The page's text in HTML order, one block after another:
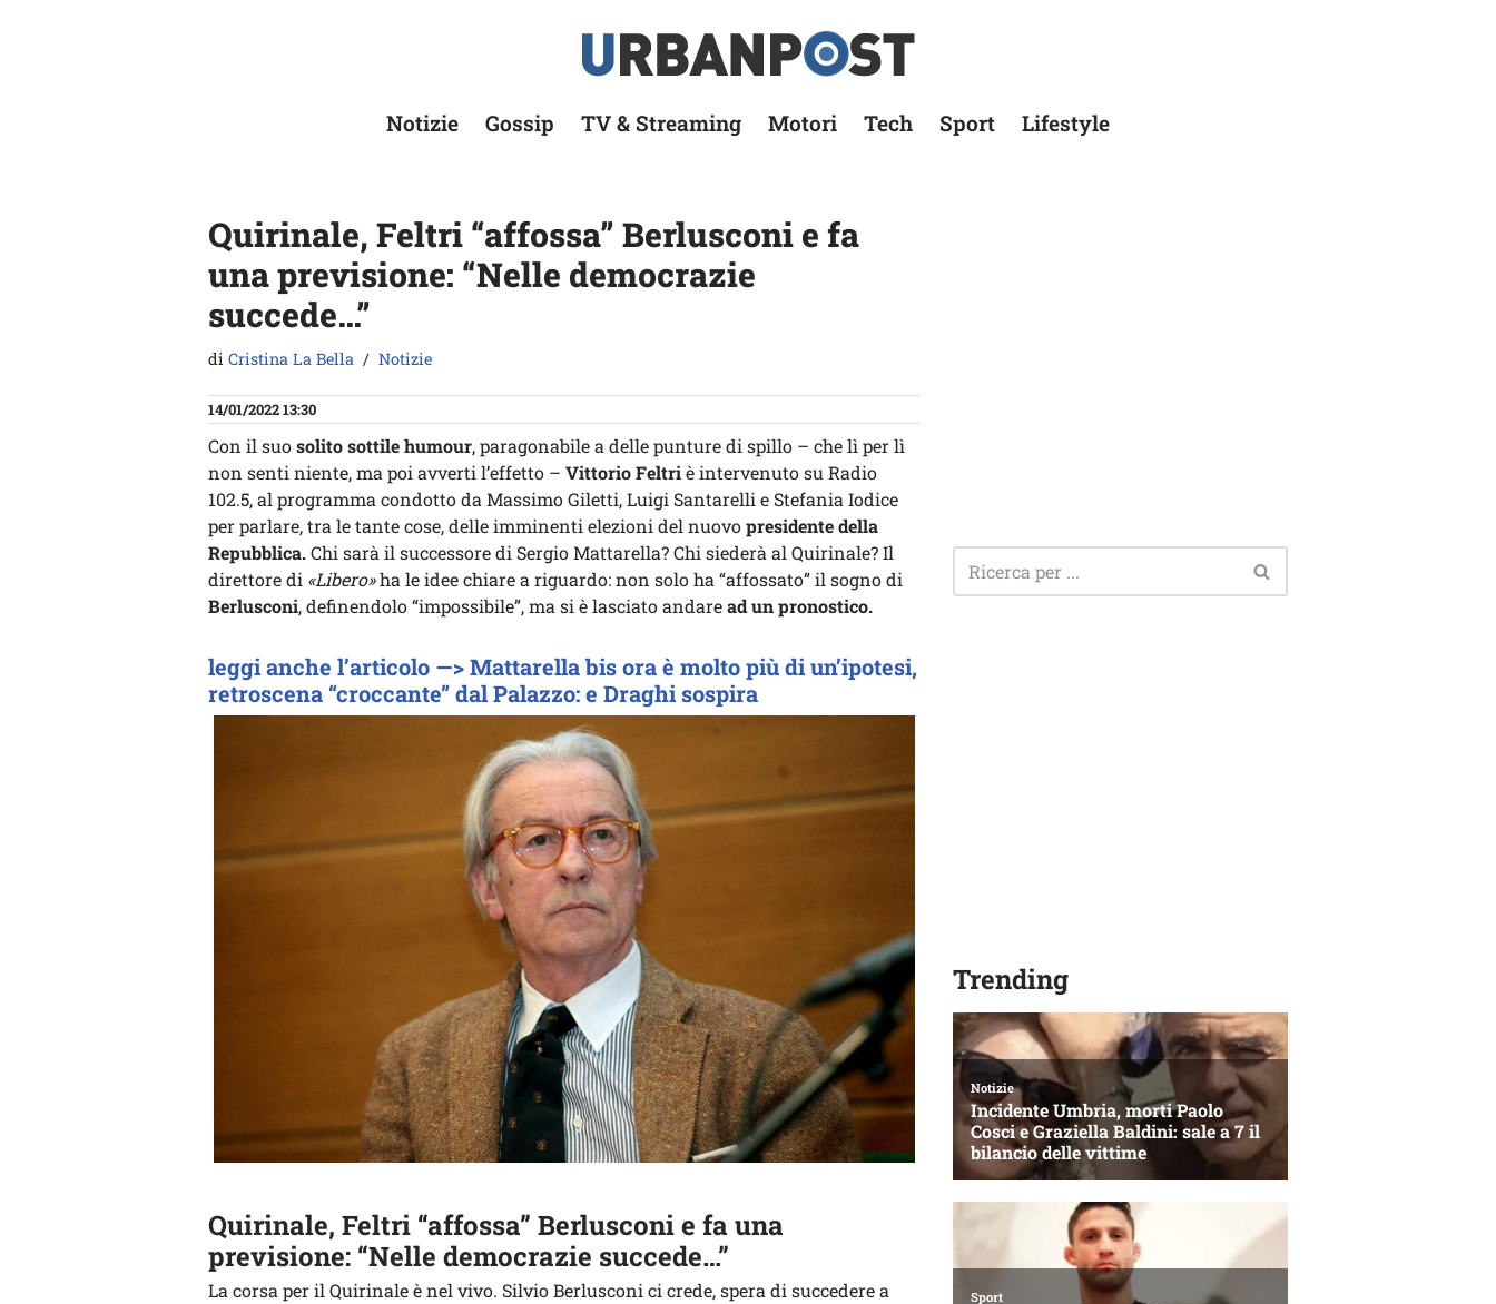
Notizie Gossip TV & Streaming Motori Tech Sport Lifestyle
Quirinale, Feltri “affossa” Berlusconi e fa
una previsione: “Nelle democrazie
succede…”
di Cristina La Bella Notizie
14/01/2022 13:30
Con il suosolito sottile humour, paragonabile a delle punture di spillo – che lì per lì
non senti niente, ma poi avverti l’effetto – Vittorio Feltriè intervenuto su Radio
102.5, al programma condotto da Massimo Giletti, Luigi Santarelli e Stefania Iodice
per parlare, tra le tante cose, delle imminenti elezioni del nuovopresidente della
Repubblica.Chi sarà il successore di Sergio Mattarella? Chi siederà al Quirinale? Il
direttore di «Libero»ha le idee chiare a riguardo: non solo ha “affossato” il sogno di
Berlusconi, definendolo “impossibile”, ma si è lasciato andaread un pronostico.
leggi anche l’articolo —> Mattarella bis ora è molto più di un’ipotesi,
retroscena “croccante” dal Palazzo: e Draghi sospira
Quirinale, Feltri “affossa” Berlusconi e fa una
previsione: “Nelle democrazie succede…”
La corsa per il Quirinale è nel vivo. Silvio Berlusconi ci crede, spera di succedere a
Trending